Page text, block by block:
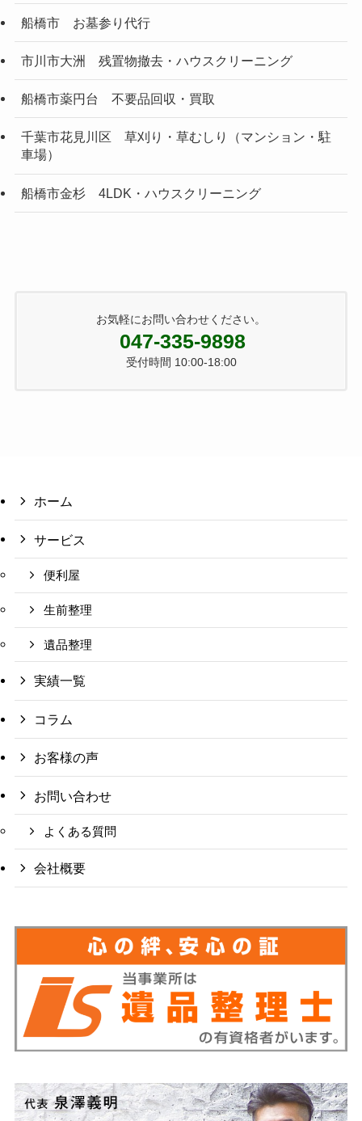
船橋市 お墓参り代行
市川市大洲 残置物撤去・ハウスクリーニング
船橋市薬円台 不要品回収・買取
千葉市花見川区 草刈り・草むしり（マンション・駐
車場）
船橋市金杉 4LDK・ハウスクリーニング
お気軽にお問い合わせください。
047-335-9898
受付時間 10:00-18:00
ホーム
サービス
便利屋
生前整理
遺品整理
実績一覧
コラム
お客様の声
お問い合わせ
よくある質問
会社概要